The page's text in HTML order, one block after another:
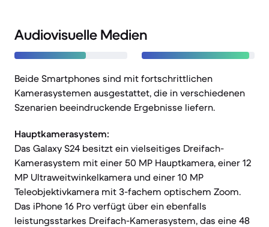
Audiovisuelle Medien
Beide Smartphones sind mit fortschrittlichen
Kamerasystemen ausgestattet, die in verschiedenen
Szenarien beeindruckende Ergebnisse liefern.
Hauptkamerasystem:
Das Galaxy S24 besitzt ein vielseitiges Dreifach-
Kamerasystem mit einer 50 MP Hauptkamera, einer 12
MP Ultraweitwinkelkamera und einer 10 MP
Teleobjektivkamera mit 3-fachem optischem Zoom.
Das iPhone 16 Pro verfügt über ein ebenfalls
leistungsstarkes Dreifach-Kamerasystem, das eine 48